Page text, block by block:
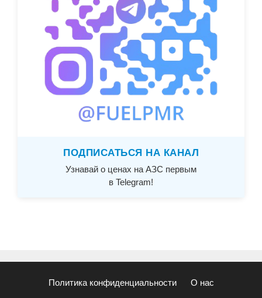
ПОДПИСАТЬСЯ НА КАНАЛ
Узнавай о ценах на АЗС первым
в Telegram!
Политика конфиденциальности О нас